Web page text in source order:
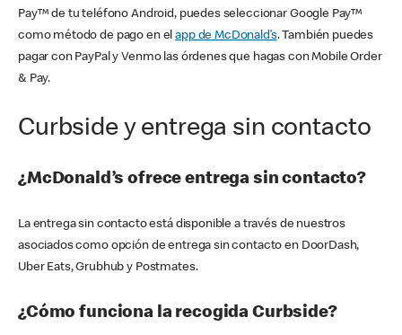
Pay™ de tu teléfono Android, puedes seleccionar Google Pay™
como método de pago en elapp de McDonald’s. También puedes
pagar con PayPal y Venmo las órdenes que hagas con Mobile Order
& Pay.
Curbside y entrega sin contacto
¿McDonald’s ofrece entrega sin contacto?
La entrega sin contacto está disponible a través de nuestros
asociados como opción de entrega sin contacto en DoorDash,
Uber Eats, Grubhub y Postmates.
¿Cómo funciona la recogida Curbside?